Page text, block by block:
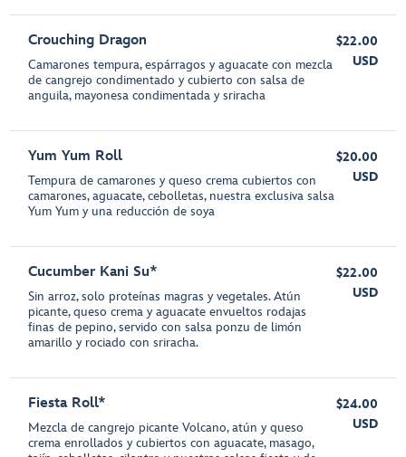
Crouching Dragon
Camarones tempura, espárragos y aguacate con mezcla
de cangrejo condimentado y cubierto con salsa de
anguila, mayonesa condimentada y sriracha
$22.00
USD
Yum Yum Roll
Tempura de camarones y queso crema cubiertos con
camarones, aguacate, cebolletas, nuestra exclusiva salsa
Yum Yum y una reducción de soya
$20.00
USD
Cucumber Kani Su*
Sin arroz, solo proteínas magras y vegetales. Atún
picante, queso crema y aguacate envueltos rodajas
finas de pepino, servido con salsa ponzu de limón
amarillo y rociado con sriracha.
$22.00
USD
Fiesta Roll*
Mezcla de cangrejo picante Volcano, atún y queso
crema enrollados y cubiertos con aguacate, masago,
$24.00
USD